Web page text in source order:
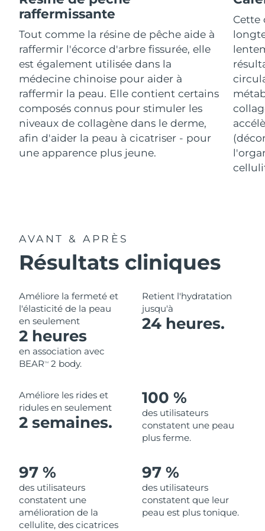
raffermissante
Tout comme la résine de pêche aide à
raffermir l'écorce d'arbre fissurée, elle
est également utilisée dans la
médecine chinoise pour aider à
raffermir la peau. Elle contient certains
composés connus pour stimuler les
niveaux de collagène dans le derme,
afin d'aider la peau à cicatriser - pour
une apparence plus jeune.
Cette
AVANT & APRÈS
Résultats cliniques
Améliore la fermeté et
l'élasticité de la peau
en seulement
2 heures
en association avec
BEARTM 2 body.
Retient l'hydratation
jusqu'à
24 heures.
Améliore les rides et
ridules en seulement
2 semaines.
100 %
des utilisateurs
constatent une peau
plus ferme.
97 %
des utilisateurs
constatent une
amélioration de la
cellulite, des cicatrices
97 %
des utilisateurs
constatent que leur
peau est plus tonique.
R.A.S. chinoise de
Macao
Livraison estimée 8/11/26
Malaisie Livraison estimée 8/12/26
Malte Livraison estimée 8/9/26
Mexique Livraison estimée 8/13/26
Monaco Livraison estimée 8/10/26
Norvège
Oman Livraison estimée8/12/26
Philippines
Pologne Livraison estimée
Portugal
Qatar Livraison estimée
La Réunion Livraison estimée8/14/26
Russie Livraison estimée
Arabie saoudite Livraison estimée8/10/26